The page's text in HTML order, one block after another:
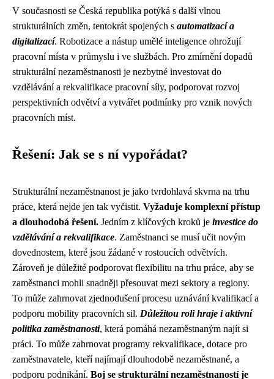
V současnosti se Česká republika potýká s další vlnou
strukturálních změn, tentokrát spojených s automatizací a
digitalizací. Robotizace a nástup umělé inteligence ohrožují
pracovní místa v průmyslu i ve službách. Pro zmírnění dopadů
strukturální nezaměstnanosti je nezbytné investovat do
vzdělávání a rekvalifikace pracovní síly, podporovat rozvoj
perspektivních odvětví a vytvářet podmínky pro vznik nových
pracovních míst.
Řešení: Jak se s ní vypořádat?
Strukturální nezaměstnanost je jako tvrdohlavá skvrna na trhu
práce, která nejde jen tak vyčistit. Vyžaduje komplexní přístup
a dlouhodobá řešení. Jedním z klíčových kroků je investice do
vzdělávání a rekvalifikace. Zaměstnanci se musí učit novým
dovednostem, které jsou žádané v rostoucích odvětvích.
Zároveň je důležité podporovat flexibilitu na trhu práce, aby se
zaměstnanci mohli snadněji přesouvat mezi sektory a regiony.
To může zahrnovat zjednodušení procesu uznávání kvalifikací a
podporu mobility pracovních sil. Důležitou roli hraje i aktivní
politika zaměstnanosti, která pomáhá nezaměstnaným najít si
práci. To může zahrnovat programy rekvalifikace, dotace pro
zaměstnavatele, kteří najímají dlouhodobě nezaměstnané, a
podporu podnikání. Boj se strukturální nezaměstnaností je